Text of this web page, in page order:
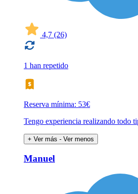
4,7 (26)
1 han repetido
Reserva mínima: 53€
Tengo experiencia realizando todo
+ Ver más - Ver menos
Manuel